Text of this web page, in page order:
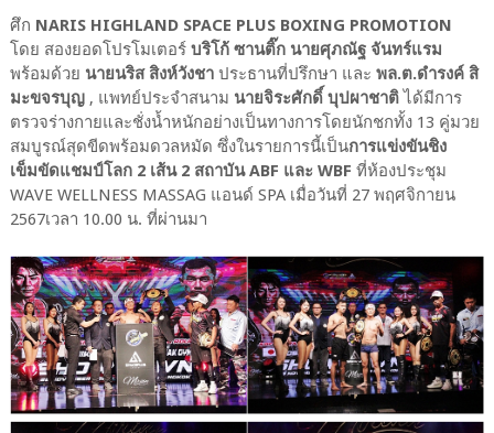
ศึก NARIS HIGHLAND SPACE PLUS BOXING PROMOTION
โดย สองยอดโปรโมเตอร์ บริโก้ ซานติ๊ก นายศุภณัฐ จันทร์แรม
พร้อมด้วย นายนริส สิงห์วังชาประธานที่ปรึกษา และ พล.ต.ดำรงค์ สิ
มะขจรบุญ, แพทย์ประจำสนาม นายจิระศักดิ์ บุปผาชาติได้มีการ
ตรวจร่างกายและชั่งน้ำหนักอย่างเป็นทางการโดยนักชกทั้ง 13 คู่มวย
สมบูรณ์สุดขีดพร้อมดวลหมัด ซึ่งในรายการนี้เป็นการแข่งขันชิง
เข็มขัดแชมป์โลก 2 เส้น 2 สถาบัน ABF และ WBF ที่ห้องประชุม
WAVE WELLNESS MASSAG แอนด์ SPA เมื่อวันที่ 27 พฤศจิกายน
2567เวลา 10.00 น. ที่ผ่านมา